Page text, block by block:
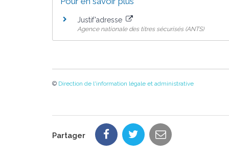
Justif'adresse
Agence nationale des titres sécurisés (ANTS)
© Direction de l'information légale et administrative
Partager